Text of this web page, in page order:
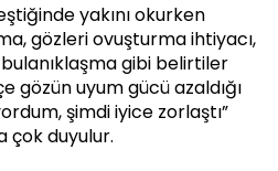
yakını okurken
gözleri ovuşturma ihtiyacı,
gibi belirtiler
gözün uyum gücü azaldığı
şimdi iyice zorlaştı”
duyulur.